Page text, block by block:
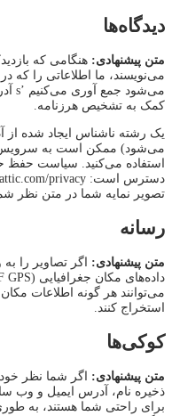
دیدگاه‌ها
متن پیشنهادی: هنگامی که
می‌نویسند، ما اطلاعاتی را که
کمک به تشخیص هرزنامه.
یک رشته ناشناس ایجاد شده
تصویر نمایه شما در متن نظر
رسانه
متن پیشنهادی: اگر تصاویر را به
می‌توانند هر گونه اطلاعات
استخراج کنند.
کوکی‌ها
متن پیشنهادی: اگر شما نظر
ذخیره نام، آدرس ایمیل و وب
برای راحتی شما هستند، به